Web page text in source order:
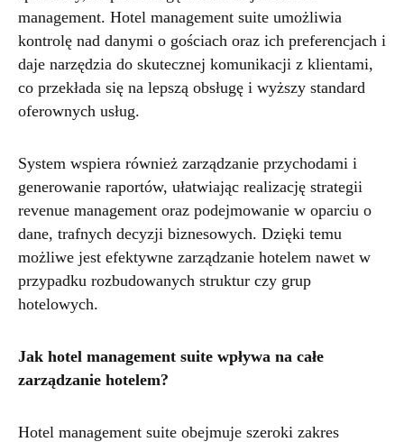
management. Hotel management suite umożliwia
kontrolę nad danymi o gościach oraz ich preferencjach i
daje narzędzia do skutecznej komunikacji z klientami,
co przekłada się na lepszą obsługę i wyższy standard
oferownych usług.
System wspiera również zarządzanie przychodami i
generowanie raportów, ułatwiając realizację strategii
revenue management oraz podejmowanie w oparciu o
dane, trafnych decyzji biznesowych. Dzięki temu
możliwe jest efektywne zarządzanie hotelem nawet w
przypadku rozbudowanych struktur czy grup
hotelowych.
Jak hotel management suite wpływa na całe
zarządzanie hotelem?
Hotel management suite obejmuje szeroki zakres